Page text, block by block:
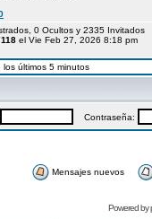
0 Ocultos y 2335
el Vie Feb 27, 2026 8:18 pm
últimos 5 minutos
Contraseña:
Mensajes nuevos
Powered by